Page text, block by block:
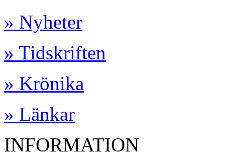
» Nyheter
» Tidskriften
» Krönika
» Länkar
INFORMATION